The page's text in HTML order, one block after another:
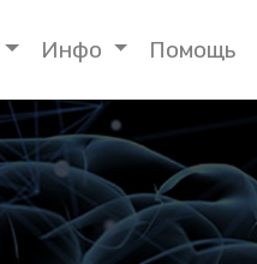
Инфо Помощь